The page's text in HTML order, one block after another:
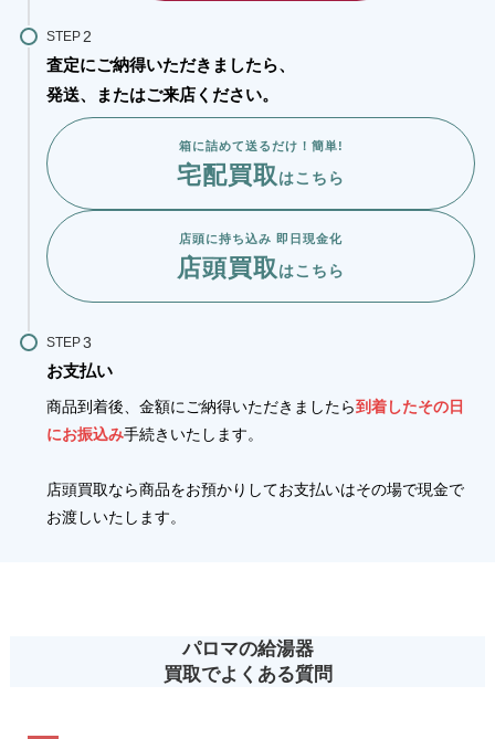
STEP
査定にご納得いただきましたら、
発送、またはご来店ください。
箱に詰めて送るだけ！簡単!
宅配買取はこちら
店頭に持ち込み 即日現金化
店頭買取はこちら
STEP
お支払い
商品到着後、金額にご納得いただきましたら到着したその日
にお振込み手続きいたします。
店頭買取なら商品をお預かりしてお支払いはその場で現金で
お渡しいたします。
パロマの給湯器
買取でよくある質問